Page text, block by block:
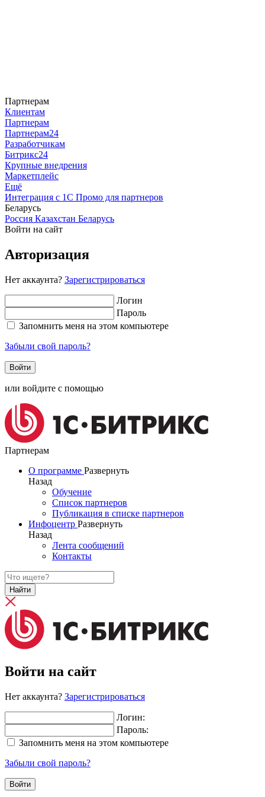
Партнерам
Клиентам
Партнерам
Партнерам24
Разработчикам
Битрикс24
Крупные внедрения
Маркетплейс
Ещё
Интеграция с 1С Промо для партнеров
Беларусь
Россия Казахстан Беларусь
Войти на сайт
Авторизация
Нет аккаунта? Зарегистрироваться
Логин
Пароль
Запомнить меня на этом компьютере
Забыли свой пароль?
или войдите с помощью
Партнерам
О программе Развернуть
Назад
Обучение
Список партнеров
Публикация в списке партнеров
Инфоцентр Развернуть
Назад
Лента сообщений
Контакты
Найти
Войти на сайт
Нет аккаунта? Зарегистрироваться
Логин:
Пароль:
Запомнить меня на этом компьютере
Забыли свой пароль?